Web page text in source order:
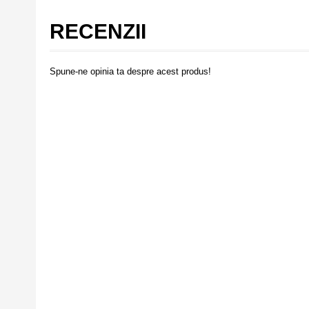
RECENZII
Spune-ne opinia ta despre acest produs!